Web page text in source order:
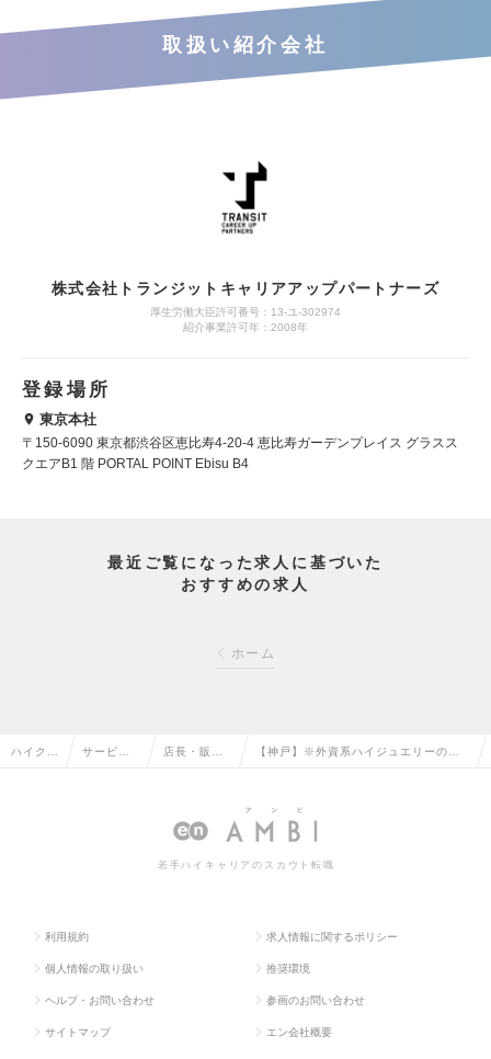
取扱い紹介会社
株式会社トランジットキャリアアップパートナーズ
厚生労働大臣許可番号：13-ユ-302974
紹介事業許可年：2008年
登録場所
東京本社
〒150-6090 東京都渋谷区恵比寿4-20-4 恵比寿ガーデンプレイス グラスス
クエアB1 階 PORTAL POINT Ebisu B4
最近ご覧になった求人に基づいた
おすすめの求人
ホーム
ハイクラ サービ 店長・販
理の転職
【神戸】※外資系ハイジュエリーのブ
舗の求人情報
若手ハイキャリアのスカウト転職
利用規約 求人情報に関するポリシー
個人情報の取り扱い 推奨環境
ヘルプ・お問い合わせ 参画のお問い合わせ
サイトマップ エン会社概要